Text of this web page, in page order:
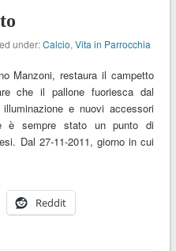
under:Calcio,Vita in Parrocchia
Manzoni, restaura il campetto
che il pallone fuoriesca dal
e nuovi accessori
è sempre stato un punto di
Dal 27-11-2011, giorno in cui
Reddit